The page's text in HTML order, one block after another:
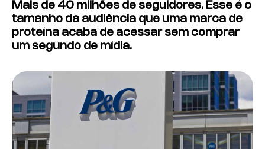
Mais de 40 milhões de seguidores. Esse é o
tamanho da audiência que uma marca de
proteína acaba de acessar sem comprar
um segundo de mídia.